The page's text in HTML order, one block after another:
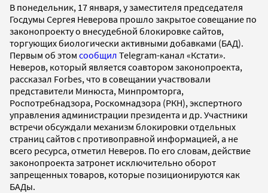
В понедельник, 17 января, у заместителя председателя
Госдумы Сергея Неверова прошло закрытое совещание по
законопроекту о внесудебной блокировке сайтов,
торгующих биологически активными добавками (БАД).
Первым об этом сообщил Telegram-канал «Кстати».
Неверов, который является соавтором законопроекта,
рассказал Forbes, что в совещании участвовали
представители Минюста, Минпромторга,
Роспотребнадзора, Роскомнадзора (РКН), экспертного
управления администрации президента и др. Участники
встречи обсуждали механизм блокировки отдельных
страниц сайтов с противоправной информацией, а не
всего ресурса, отметил Неверов. По его словам, действие
законопроекта затронет исключительно оборот
запрещенных товаров, которые позиционируются как
БАДы.